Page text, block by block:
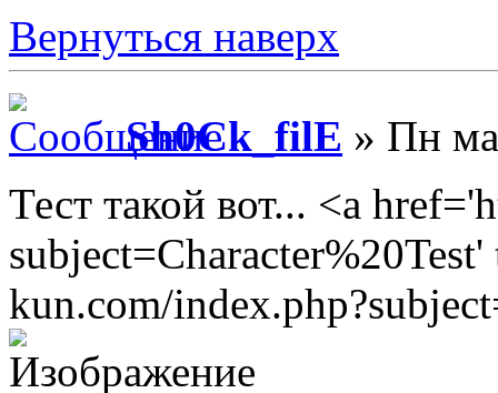
Вернуться наверх
Sh0Ck_filE » Пн
Тест такой вот... <a
kun.com/